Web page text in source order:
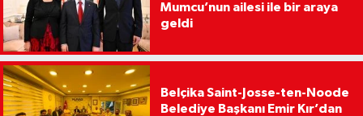
Mumcu’nun ailesi ile bir araya
geldi
Belçika Saint-Josse-ten-Noode
Belediye Başkanı Emir Kır’dan